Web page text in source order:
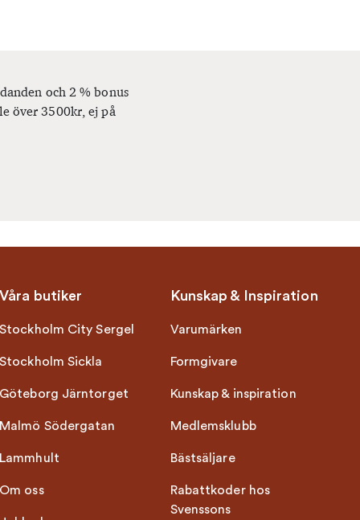
och 2 % bonus
över 3500kr, ej på
Våra butiker
Stockholm City Sergel
Stockholm Sickla
Göteborg Järntorget
Malmö Södergatan
Lammhult
Om oss
Kunskap & Inspiration
Varumärken
Formgivare
Kunskap & inspiration
Medlemsklubb
Bästsäljare
Rabattkoder hos
Svenssons